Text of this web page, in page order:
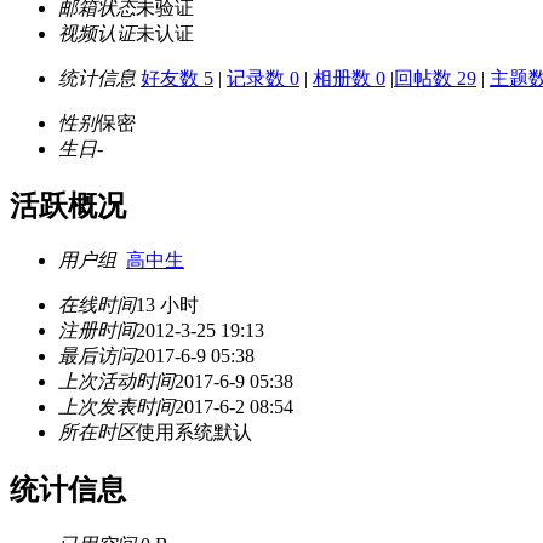
邮箱状态未验证
视频认证未认证
统计信息 好友数 5 | 记录数 0 | 相册数 0 |回帖数 29 | 主题
性别保密
生日-
活跃概况
用户组 高中生
在线时间13 小时
注册时间2012-3-25 19:13
最后访问2017-6-9 05:38
上次活动时间2017-6-9 05:38
上次发表时间2017-6-2 08:54
所在时区使用系统默认
统计信息